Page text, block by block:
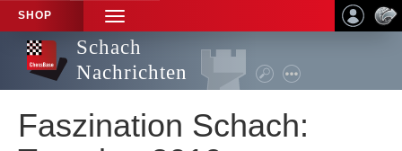
SHOP
TOGGLE
NAVIGATION
Schach
Nachrichten
Faszination Schach: